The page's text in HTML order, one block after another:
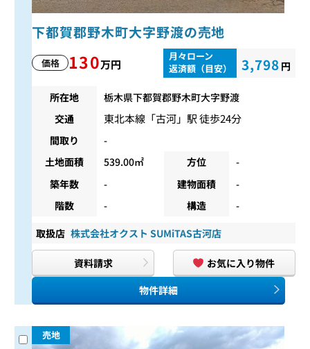
下都賀郡野木町大字野渡の売地
価格 130万円
月々ローン
返済額（目安）
3,798 円
所在地
栃木県下都賀郡野木町大字野渡
交通
東北本線 「古河」駅 徒歩24分
間取り
-
土地面積
539.00㎡ 方位
-
築年数
- 建物面積
-
階数
- 構造 -
取扱店 株式会社オクスト SUMiTAS古河店
資料請求
お気に入り物件
物件詳細
売地